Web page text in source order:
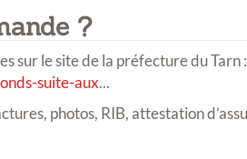
?
sur le site de la préfecture du Tarn :
suite-aux...
photos, RIB, attestation
Inscription Réal'Art